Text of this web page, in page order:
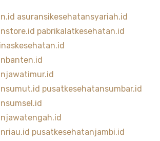
asuransikesehatansyariah.id
pabrikalatkesehatan.id
pusatkesehatansumbar.id
pusatkesehatanjambi.id